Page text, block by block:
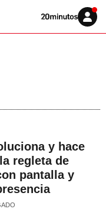
Volver
Iniciar
sesión
y hace
regleta de
pantalla y